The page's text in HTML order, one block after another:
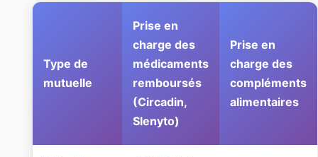
Type de
mutuelle
Prise en
charge des
médicaments
remboursés
(Circadin,
Slenyto)
Prise en
charge des
compléments
alimentaires